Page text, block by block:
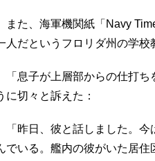
また、海軍機関紙「Navy
人だというフロリダ州の学
「息子が上層部からの仕打ち
に切々と訴えた：
「昨日、彼と話しました。今
でいる。艦内の彼がいた居